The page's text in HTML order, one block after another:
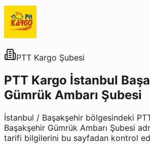
PTT Kargo Şubesi
PTT Kargo İstanbul
Gümrük Ambarı Şubesi
İstanbul / Başakşehir bölgesindeki
Başakşehir Gümrük Ambarı Şubesi
tarifi bilgilerini bu sayfadan kontrol